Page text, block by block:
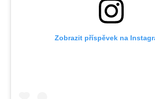
Zobrazit příspěvek na